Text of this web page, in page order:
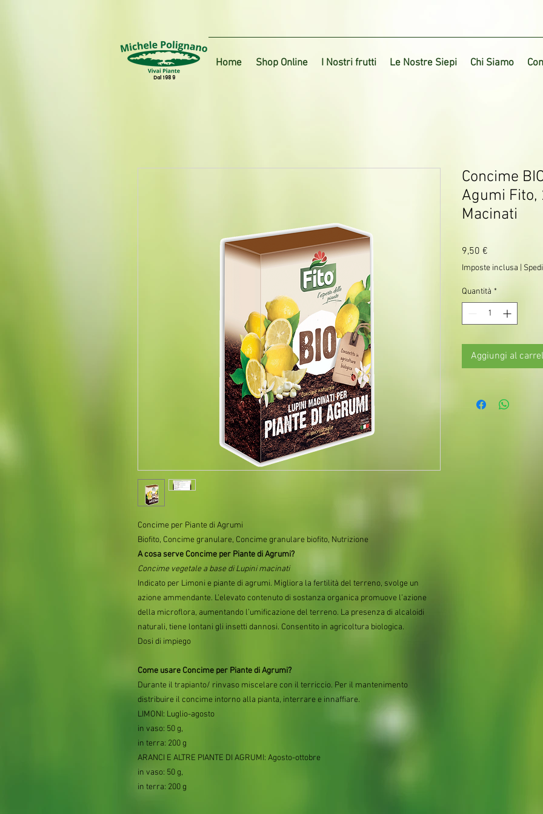
Dal 1989
Home Shop Online I Nostri frutti Le Nostre Siepi Chi Siamo
Concime per Piante di Agrumi
Biofito, Concime granulare, Concime granulare biofito, Nutrizione
A cosa serve Concime per Piante di Agrumi?
Concime vegetale a base di Lupini macinati
Indicato per Limoni e piante di agrumi. Migliora la fertilità del terreno, svolge un
azione ammendante. L’elevato contenuto di sostanza organica promuove l’azione
della microflora, aumentando l’umificazione del terreno. La presenza di alcaloidi
naturali, tiene lontani gli insetti dannosi. Consentito in agricoltura biologica.
Dosi di impiego
Come usare Concime per Piante di Agrumi?
Durante il trapianto/ rinvaso miscelare con il terriccio. Per il mantenimento
distribuire il concime intorno alla pianta, interrare e innaffiare.
LIMONI: Luglio-agosto
in vaso: 50 g,
in terra: 200 g
ARANCI E ALTRE PIANTE DI AGRUMI: Agosto-ottobre
in vaso: 50 g,
in terra: 200 g
Concime
Agumi Fito,
Macinati
9,50 €
Imposte inclusa |
Quantità *
Aggiungi al